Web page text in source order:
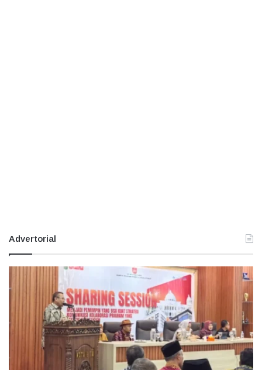
Advertorial